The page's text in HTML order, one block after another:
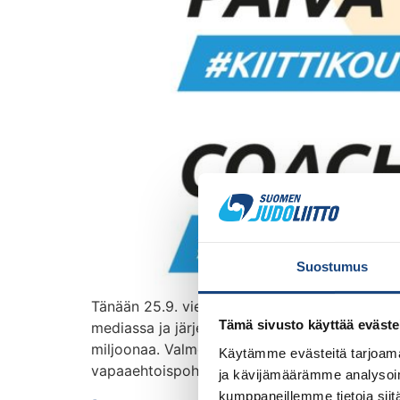
Suostumus
Tämä sivusto käyttää
Käytämme evästeitä
ja kävijämäärämme
kumppaneillemme tietoja
Tänään 25.9. vietetään Valmentajan päivää.
mediassa ja järjestämällä pieniä yllätyksiä
miljoonaa. Valmentajilla on valtava vaikutus
vapaaehtoispohjalta. Valmentajia voi toki